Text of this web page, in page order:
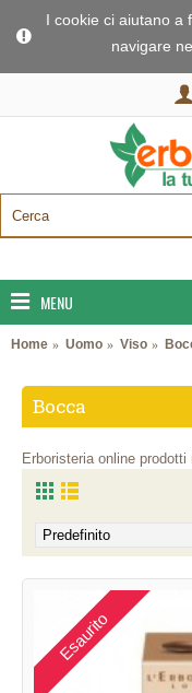
I cookie ci aiutano a
navigare
MENU
Home Uomo Viso
Bocca
Erboristeria online
Esaurito